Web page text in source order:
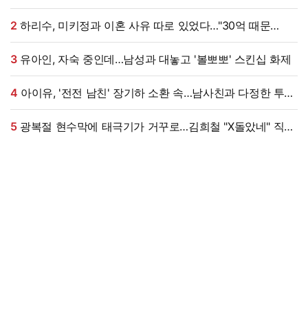
2 하리수, 미키정과 이혼 사유 따로 있었다…"30억 때문
아냐"
3 유아인, 자숙 중인데…남성과 대놓고 '볼뽀뽀' 스킨십 화제
4
"늘 든든" [엑's 이슈]
5광복절 현수막에 태극기가 거꾸로…김희철 "X돌았네" 직접